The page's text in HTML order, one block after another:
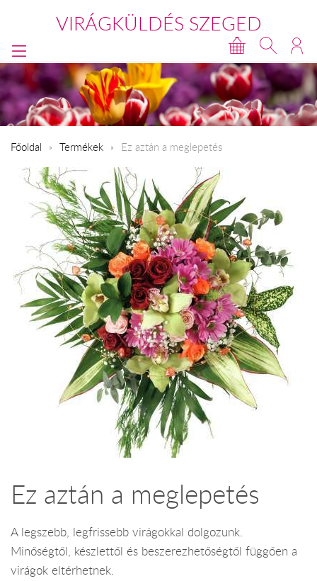
VIRÁGKÜLDÉS SZEGED
Főoldal Termékek Ez aztán a meglepetés
Ez aztán a meglepetés
A legszebb, legfrissebb virágokkal dolgozunk.
Minőségtől, készlettől és beszerezhetőségtől függően a
virágok eltérhetnek.